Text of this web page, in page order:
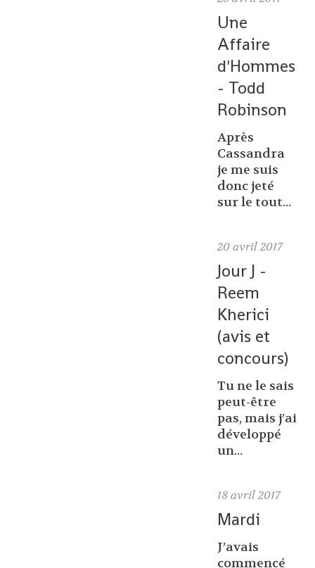
Une
Affaire
d'Hommes
- Todd
Robinson
Après
Cassandra
je me suis
donc jeté
sur le tout...
20 avril 2017
Jour J -
Reem
Kherici
(avis et
concours)
Tu ne le sais
peut-être
pas, mais j’ai
développé
un...
18 avril 2017
Mardi
J’avais
commencé